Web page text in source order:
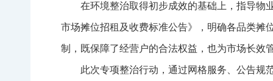
在环境整治取得初步成效的基础上，指导物
市场摊位招租及收费标准公告》，明确各品类摊
制，既保障了经营户的合法权益，也为市场长效
此次专项整治行动，通过网格服务、公告规